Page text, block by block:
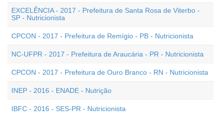
EXCELÊNCIA - 2017 - Prefeitura de Santa Rosa de Viterbo -
SP - Nutricionista
CPCON - 2017 - Prefeitura de Remígio - PB - Nutricionista
NC-UFPR - 2017 - Prefeitura de Araucária - PR - Nutricionista
CPCON - 2017 - Prefeitura de Ouro Branco - RN - Nutricionista
INEP - 2016 - ENADE - Nutrição
IBFC - 2016 - SES-PR - Nutricionista